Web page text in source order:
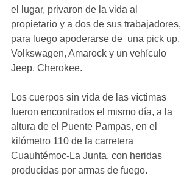
el lugar, privaron de la vida al
propietario y a dos de sus trabajadores,
para luego apoderarse de  una pick up,
Volkswagen, Amarock y un vehículo
Jeep, Cherokee.
Los cuerpos sin vida de las víctimas
fueron encontrados el mismo día, a la
altura de el Puente Pampas, en el
kilómetro 110 de la carretera
Cuauhtémoc-La Junta, con heridas
producidas por armas de fuego.